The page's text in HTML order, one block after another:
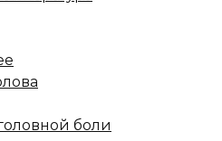
боли